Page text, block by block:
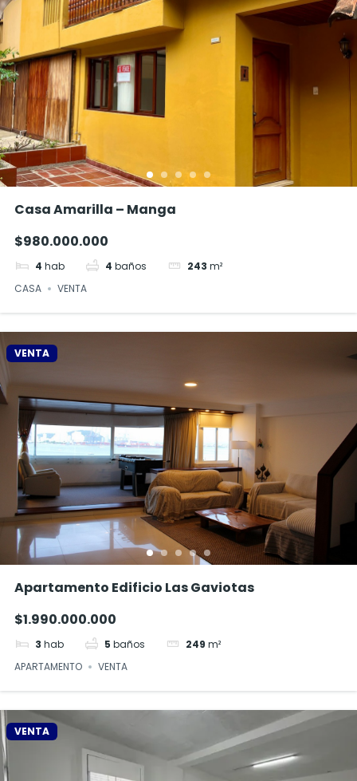
Casa Amarilla – Manga
$980.000.000
4 hab 4 baños 243 m²
CASA
VENTA
VENTA
Apartamento Edificio Las Gaviotas
$1.990.000.000
3 hab 5 baños 249 m²
APARTAMENTO
VENTA
VENTA